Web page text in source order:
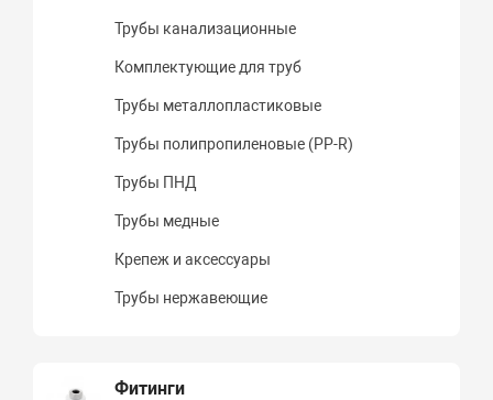
Трубы канализационные
Комплектующие для труб
Трубы металлопластиковые
Трубы полипропиленовые (PP-R)
Трубы ПНД
Трубы медные
Крепеж и аксессуары
Трубы нержавеющие
Фитинги